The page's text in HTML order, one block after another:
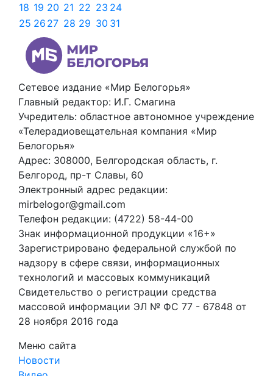
18 19 20 21 22 23 24
25 26 27 28 29 30 31
Сетевое издание «Мир Белогорья»
Главный редактор: И.Г. Смагина
Учредитель: областное автономное учреждение
«Телерадиовещательная компания «Мир
Белогорья»
Адрес: 308000, Белгородская область, г.
Белгород, пр-т Славы, 60
Электронный адрес редакции:
mirbelogor@gmail.com
Телефон редакции: (4722) 58-44-00
Знак информационной продукции «16+»
Зарегистрировано федеральной службой по
надзору в сфере связи, информационных
технологий и массовых коммуникаций
Свидетельство о регистрации средства
массовой информации ЭЛ № ФС 77 - 67848 от
28 ноября 2016 года
Меню сайта
Новости